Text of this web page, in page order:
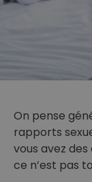
On pense
rapports
vous avez
ce n’est pas